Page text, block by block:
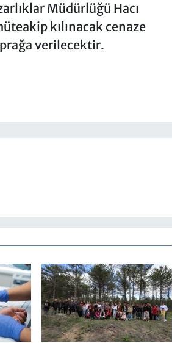
Müdürlüğü Hacı
kılınacak cenaze
verilecektir.